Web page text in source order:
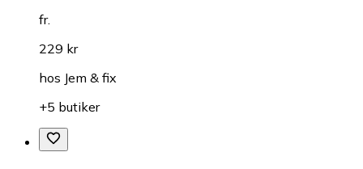
fr.
229 kr
hos Jem & fix
+5 butiker